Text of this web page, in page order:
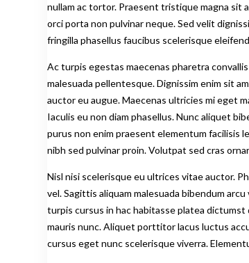
nullam ac tortor. Praesent tristique magna sit
orci porta non pulvinar neque. Sed velit
fringilla phasellus faucibus scelerisque
Ac turpis egestas maecenas pharetra
malesuada pellentesque. Dignissim enim sit
auctor eu augue. Maecenas ultricies mi eget
Iaculis eu non diam phasellus. Nunc aliquet
purus non enim praesent elementum facilisis
nibh sed pulvinar proin. Volutpat sed cras
Nisl nisi scelerisque eu ultrices vitae auctor.
vel. Sagittis aliquam malesuada bibendum
turpis cursus in hac habitasse platea
mauris nunc. Aliquet porttitor lacus luctus
cursus eget nunc scelerisque viverra.